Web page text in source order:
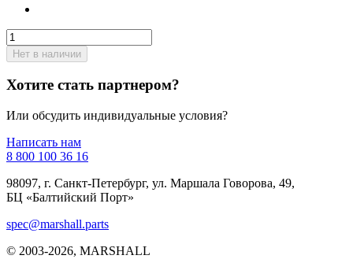
Нет в наличии
Хотите стать партнером?
Или обсудить индивидуальные условия?
Написать нам
8 800 100 36 16
98097, г. Санкт-Петербург, ул. Маршала Говорова, 49,
БЦ «Балтийский Порт»
spec@marshall.parts
© 2003-2026, MARSHALL